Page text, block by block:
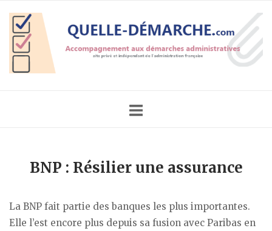
content
Home
BNP : Résilier une assurance
La BNP fait partie des banques les plus importantes.
Elle l’est encore plus depuis sa fusion avec Paribas en